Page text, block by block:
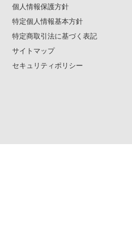
個人情報保護方針
特定個人情報基本方針
特定商取引法に基づく表記
サイトマップ
セキュリティポリシー